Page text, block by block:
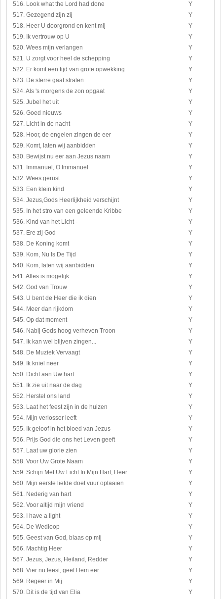
516. Look what the Lord had done
Y
517. Gezegend zijn zij
Y
518. Heer U doorgrond en kent mij
Y
519. Ik vertrouw op U
Y
520. Wees mijn verlangen
Y
521. U zorgt voor heel de schepping
Y
522. Er komt een tijd van grote opwekking
Y
523. De sterre gaat stralen
Y
524. Als 's morgens de zon opgaat
Y
525. Jubel het uit
Y
526. Goed nieuws
Y
527. Licht in de nacht
Y
528. Hoor, de engelen zingen de eer
Y
529. Komt, laten wij aanbidden
Y
530. Bewijst nu eer aan Jezus naam
Y
531. Immanuel, O Immanuel
Y
532. Wees gerust
Y
533. Een klein kind
Y
534. Jezus,Gods Heerlijkheid verschijnt
Y
535. In het stro van een geleende Kribbe
Y
536. Kind van het Licht -
Y
537. Ere zij God
Y
538. De Koning komt
Y
539. Kom, Nu Is De Tijd
Y
540. Kom, laten wij aanbidden
Y
541. Alles is mogelijk
Y
542. God van Trouw
Y
543. U bent de Heer die ik dien
Y
544. Meer dan rijkdom
Y
545. Op dat moment
Y
546. Nabij Gods hoog verheven Troon
Y
547. Ik kan wel blijven zingen...
Y
548. De Muziek Vervaagt
Y
549. Ik kniel neer
Y
550. Dicht aan Uw hart
Y
551. Ik zie uit naar de dag
Y
552. Herstel ons land
Y
553. Laat het feest zijn in de huizen
Y
554. Mijn verlosser leeft
Y
555. Ik geloof in het bloed van Jezus
Y
556. Prijs God die ons het Leven geeft
Y
557. Laat uw glorie zien
Y
558. Voor Uw Grote Naam
Y
559. Schijn Met Uw Licht In Mijn Hart, Heer
Y
560. Mijn eerste liefde doet vuur oplaaien
Y
561. Nederig van hart
Y
562. Voor altijd mijn vriend
Y
563. I have a light
Y
564. De Wedloop
Y
565. Geest van God, blaas op mij
Y
566. Machtig Heer
Y
567. Jezus, Jezus, Heiland, Redder
Y
568. Vier nu feest, geef Hem eer
Y
569. Regeer in Mij
Y
570. Dit is de tijd van Elia
Y